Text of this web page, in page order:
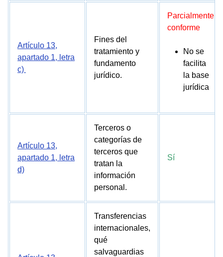
Pruébelo gratis
Artículo 13,
apartado 1, letra
c)
Fines del
tratamiento y
fundamento
jurídico.
Parcialmente
conforme
No se
facilita
la base
jurídica
Artículo 13,
apartado 1, letra
d)
Terceros o
categorías de
terceros que
tratan la
información
personal.
Sí
Transferencias
internacionales,
qué
salvaguardias